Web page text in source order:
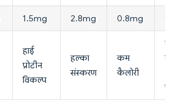
1.5mg 2.8mg 0.8mg
हाई
प्रोटीन
विकल्प
हल्का
संस्करण
कम
कैलोरी
तेज़